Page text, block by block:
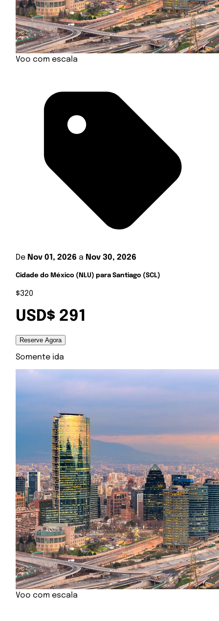
Voo com escala
De Nov 01, 2026 a Nov 30, 2026
Cidade do México (NLU) para Santiago (SCL)
$320
USD$ 291
Reserve Agora
Somente ida
Voo com escala